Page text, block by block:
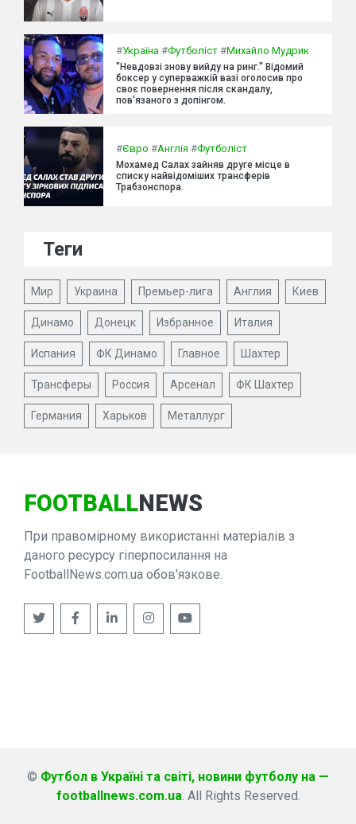
#Україна #Футболіст #Михайло Мудрик
"Невдовзі знову вийду на ринг." Відомий
боксер у суперважкій вазі оголосив про
своє повернення після скандалу,
пов'язаного з допінгом.
#Євро #Англія #Футболіст
Мохамед Салах зайняв друге місце в
списку найвідоміших трансферів
Трабзонспора.
Теги
Мир Украина Премьер-лига Англия Киев
Динамо Донецк Избранное Италия
Испания ФК Динамо Главное Шахтер
Трансферы Россия Арсенал ФК Шахтер
Германия Харьков Металлург
FOOTBALLNEWS
При правомірному використанні матеріалів з
даного ресурсу гіперпосилання на
FootballNews.com.ua обов'язкове.
© Футбол в Україні та світі, новини футболу на —
footballnews.com.ua. All Rights Reserved.